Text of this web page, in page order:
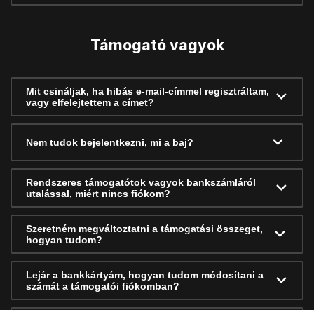
Támogató vagyok
Mit csináljak, ha hibás e-mail-címmel regisztráltam,
vagy elfelejtettem a címet?
Nem tudok bejelentkezni, mi a baj?
Rendszeres támogatótok vagyok bankszámláról
utalással, miért nincs fiókom?
Szeretném megváltoztatni a támogatási összeget,
hogyan tudom?
Lejár a bankkártyám, hogyan tudom módosítani a
számát a támogatói fiókomban?